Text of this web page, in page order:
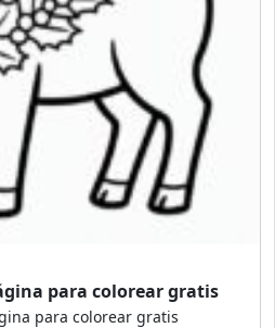
para colorear gratis
para colorear gratis